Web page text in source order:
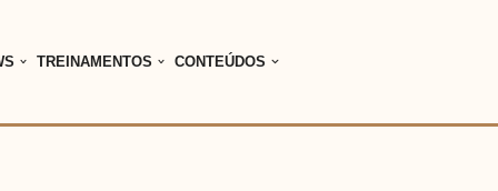
TREINAMENTOS CONTEÚDOS